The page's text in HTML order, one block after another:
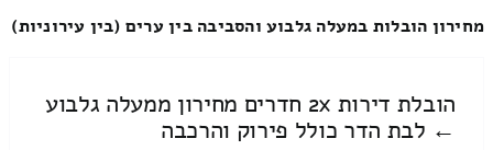
מחירון הובלות במעלה גלבוע והסביבה בין ערים (בין עירוניות)
הובלת דירות 2x חדרים מחירון ממעלה גלבוע
← לבת הדר כולל פירוק והרכבה